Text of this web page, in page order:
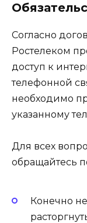
Согласно
Ростелеком
доступ к
телефонной
необходимо
указанному
Для всех
обращайтесь
Конечно